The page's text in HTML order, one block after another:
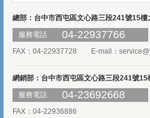
總部：台中市西屯區文心路三段241號15樓
服務電話
04-22937766
FAX：04-22937728 E-mail：
網銷部：台中市西屯區文心路三段241號15
服務電話
04-23692668
FAX：04-22936886